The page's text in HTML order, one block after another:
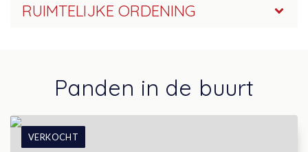
RUIMTELIJKE ORDENING
Panden in de buurt
VERKOCHT